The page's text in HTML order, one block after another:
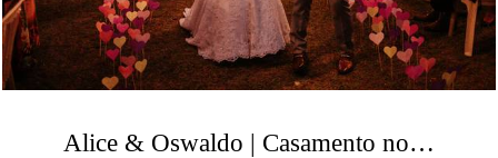
Alice & Oswaldo | Casamento no Condomínio Nosso Rancho